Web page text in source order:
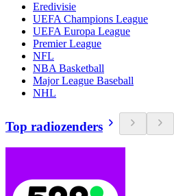
Eredivisie
UEFA Champions League
UEFA Europa League
Premier League
NFL
NBA Basketball
Major League Baseball
NHL
Top radiozenders